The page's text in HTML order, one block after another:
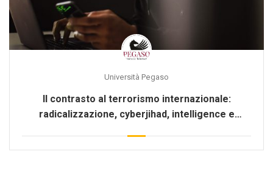
Università Pegaso
Il contrasto al terrorismo internazionale:
radicalizzazione, cyberjihad, intelligence e